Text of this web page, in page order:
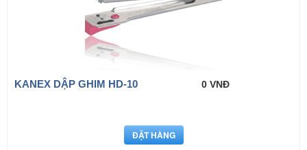
KANEX DẬP GHIM HD-10 0 VNĐ